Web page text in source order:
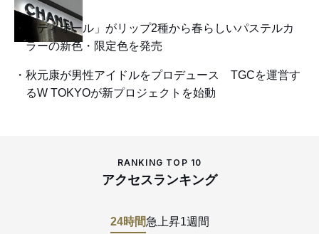
「ディオール」がリップ2種から春らしいパステルカ
ラーの新色・限定色を発売
秋元康が男性アイドルをプロデュース TGCを運営す
るW TOKYOが新プロジェクトを始動
RANKING TOP 10
アクセスランキング
24時間急上昇1週間